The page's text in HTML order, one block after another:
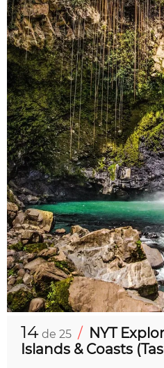
14 de 25 / NYT
Islands & Coasts